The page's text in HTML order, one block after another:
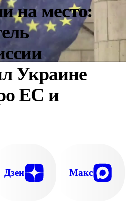
на место:
Украине
ЕС и
Дзен Макс